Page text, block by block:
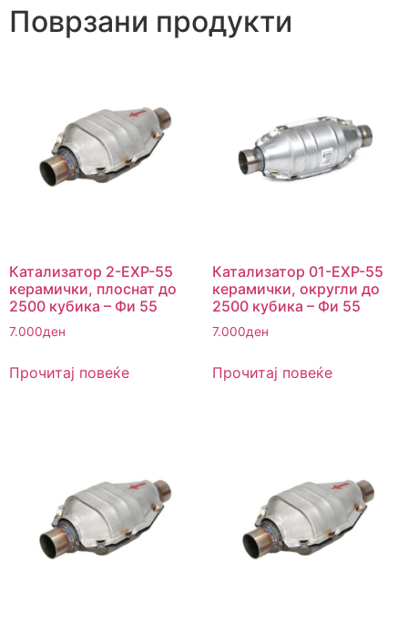
Поврзани продукти
Катализатор 2-EXP-55
керамички, плоснат до
2500 кубика – Фи 55
7.000ден
Прочитај повеќе
Катализатор 01-EXP-55
керамички, округли до
2500 кубика – Фи 55
7.000ден
Прочитај повеќе